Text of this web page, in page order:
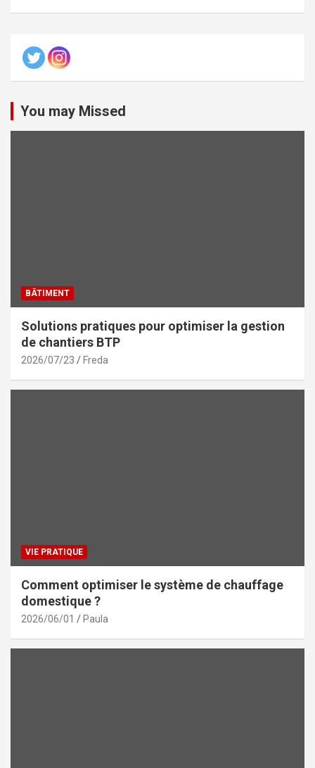
You may Missed
BÂTIMENT
Solutions pratiques pour optimiser la gestion
de chantiers BTP
2026/07/23 Freda
VIE PRATIQUE
Comment optimiser le système de chauffage
domestique ?
2026/06/01 Paula